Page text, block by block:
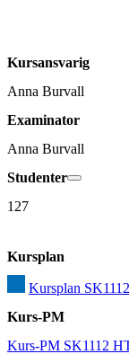
Kursansvarig
Anna Burvall
Examinator
Anna Burvall
Studenter
127
Kursplan
Kursplan
Kurs-PM
Kurs-PM SK1112